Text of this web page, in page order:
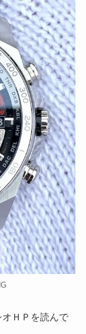
ＨＰを読んで